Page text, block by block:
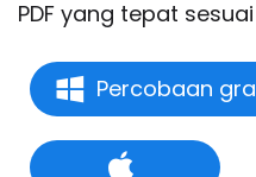
PDF yang tepat
Percobaan